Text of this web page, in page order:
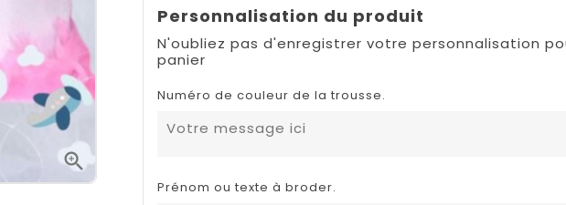

Personnalisation du produit
N'oubliez pas d'enregistrer votre personnalisation
panier
Numéro de couleur de la trousse.
Prénom ou texte à broder.